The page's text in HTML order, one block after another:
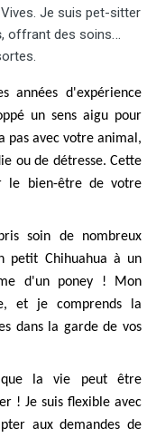
Je suis pet-sitter
, offrant des soins
années d'expérience
un sens aigu pour
pas avec votre animal,
ou de détresse. Cette
le bien-être de votre
soin de nombreux
petit Chihuahua à un
d'un poney ! Mon
et je comprends la
dans la garde de vos
que la vie peut être
! Je suis flexible avec
aux demandes de